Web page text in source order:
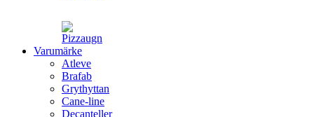
Varumärke
Atleve
Brafab
Grythyttan
Cane-line
Decanteller